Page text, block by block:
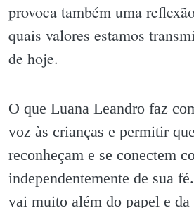
provoca também uma
quais valores estamos
de hoje.
O que Luana Leandro faz
voz às crianças e permitir
reconheçam e se conectem
independentemente de sua
vai muito além do papel e